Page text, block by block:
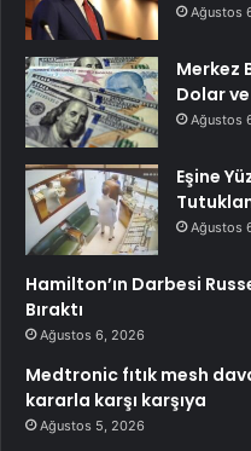
Ağustos
Merkez
Dolar
Ağustos
Eşine
Ağustos
Hamilton’ın Darbesi
Bıraktı
Ağustos 6, 2026
Medtronic fıtık mesh
kararla karşı karşıya
Ağustos 5, 2026